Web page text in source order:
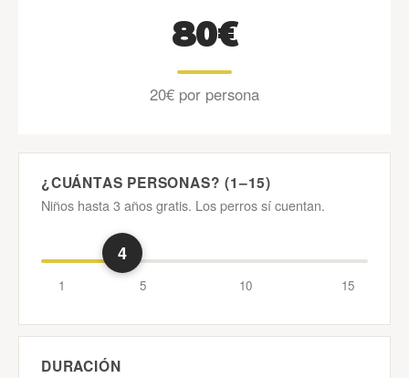
80€
20€ por persona
¿CUÁNTAS PERSONAS? (1–15)
Niños hasta 3 años gratis. Los perros sí cuentan.
4
1 5 10 15
DURACIÓN